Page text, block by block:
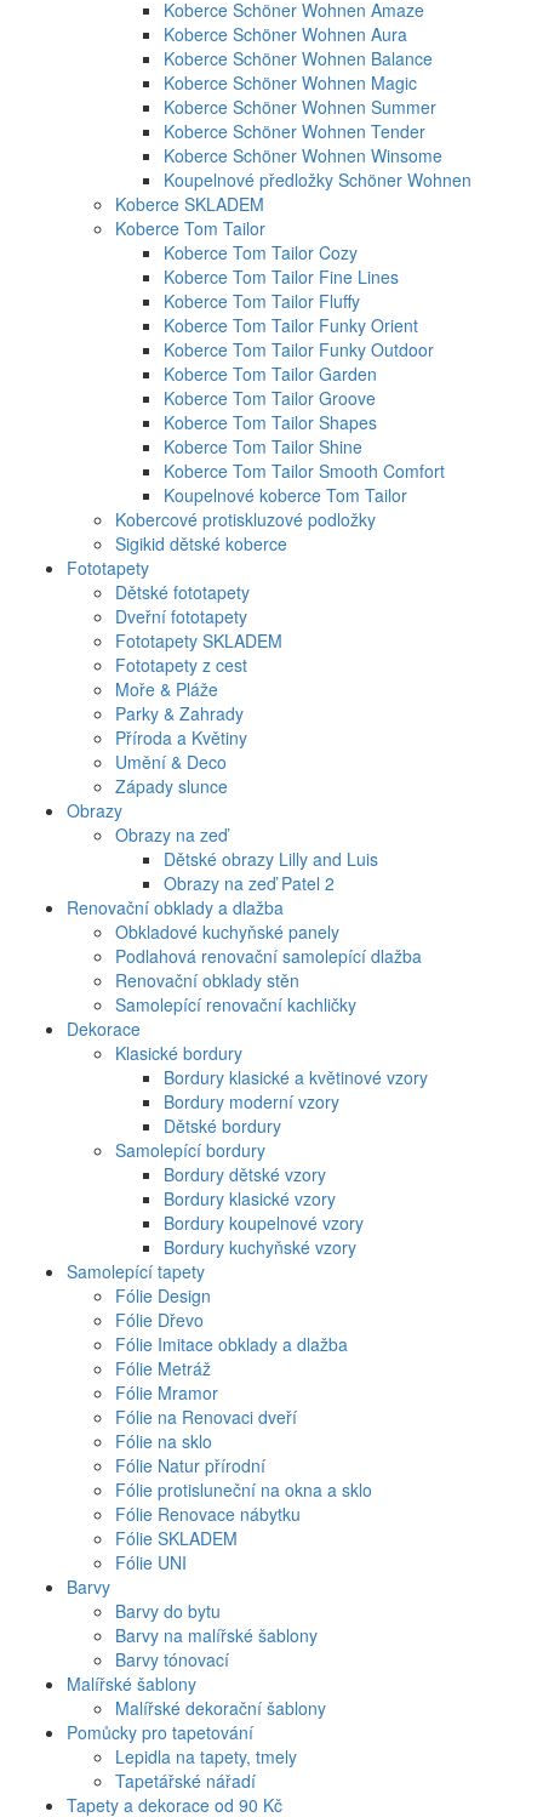
Koberce Schöner Wohnen Amaze
Koberce Schöner Wohnen Aura
Koberce Schöner Wohnen Balance
Koberce Schöner Wohnen Magic
Koberce Schöner Wohnen Summer
Koberce Schöner Wohnen Tender
Koberce Schöner Wohnen Winsome
Koupelnové předložky Schöner Wohnen
Koberce SKLADEM
Koberce Tom Tailor
Koberce Tom Tailor Cozy
Koberce Tom Tailor Fine Lines
Koberce Tom Tailor Fluffy
Koberce Tom Tailor Funky Orient
Koberce Tom Tailor Funky Outdoor
Koberce Tom Tailor Garden
Koberce Tom Tailor Groove
Koberce Tom Tailor Shapes
Koberce Tom Tailor Shine
Koberce Tom Tailor Smooth Comfort
Koupelnové koberce Tom Tailor
Kobercové protiskluzové podložky
Sigikid dětské koberce
Fototapety
Dětské fototapety
Dveřní fototapety
Fototapety SKLADEM
Fototapety z cest
Moře & Pláže
Parky & Zahrady
Příroda a Květiny
Umění & Deco
Západy slunce
Obrazy
Obrazy na zeď
Dětské obrazy Lilly and Luis
Obrazy na zeď Patel 2
Renovační obklady a dlažba
Obkladové kuchyňské panely
Podlahová renovační samolepící dlažba
Renovační obklady stěn
Samolepící renovační kachličky
Dekorace
Klasické bordury
Bordury klasické a květinové vzory
Bordury moderní vzory
Dětské bordury
Samolepící bordury
Bordury dětské vzory
Bordury klasické vzory
Bordury koupelnové vzory
Bordury kuchyňské vzory
Samolepící tapety
Fólie Design
Fólie Dřevo
Fólie Imitace obklady a dlažba
Fólie Metráž
Fólie Mramor
Fólie na Renovaci dveří
Fólie na sklo
Fólie Natur přírodní
Fólie protisluneční na okna a sklo
Fólie Renovace nábytku
Fólie SKLADEM
Fólie UNI
Barvy
Barvy do bytu
Barvy na malířské šablony
Barvy tónovací
Malířské šablony
Malířské dekorační šablony
Pomůcky pro tapetování
Lepidla na tapety, tmely
Tapetářské nářadí
Tapety a dekorace od 90 Kč